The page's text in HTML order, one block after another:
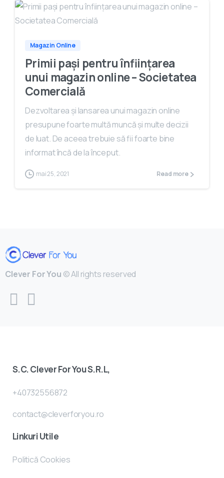
0 0
Magazin Online
Primii pași pentru înființarea
unui magazin online – Societatea
Comercială
Dezvoltarea și lansarea unui magazin online
presupune foarte multă muncă și multe decizii
de luat. De aceea trebuie să fii foarte bine
informat încă de la început.
mai 25, 2021 Read more
Clever For You © All rights reserved
S.C. Clever For You S.R.L,
+40732556872
contact@cleverforyou.ro
Linkuri Utile
Politică Cookies